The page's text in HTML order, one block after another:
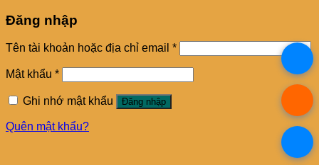
Đăng nhập
Tên tài khoản hoặc địa chỉ email *
Mật khẩu *
Ghi nhớ mật khẩu Đăng nhập
Quên mật khẩu?